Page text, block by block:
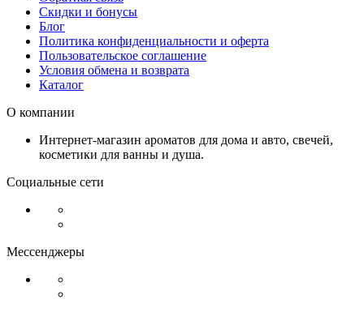
Скидки и бонусы
Блог
Политика конфиденциальности и оферта
Пользовательское соглашение
Условия обмена и возврата
Каталог
О компании
Интернет-магазин ароматов для дома и авто, свечей,
косметики для ванны и душа.
Социальные сети
Мессенджеры